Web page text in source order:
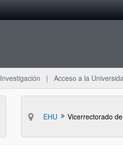
Investigación Acceso a la
EHU Vicerrectorado